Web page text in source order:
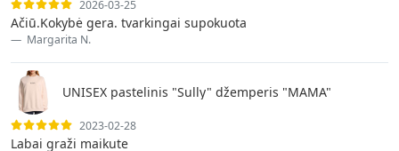
2026-03-25
Ačiū.Kokybė gera. tvarkingai supokuota
Margarita N.
UNISEX pastelinis "Sully" džemperis "MAMA"
2023-02-28
Labai graži maikute